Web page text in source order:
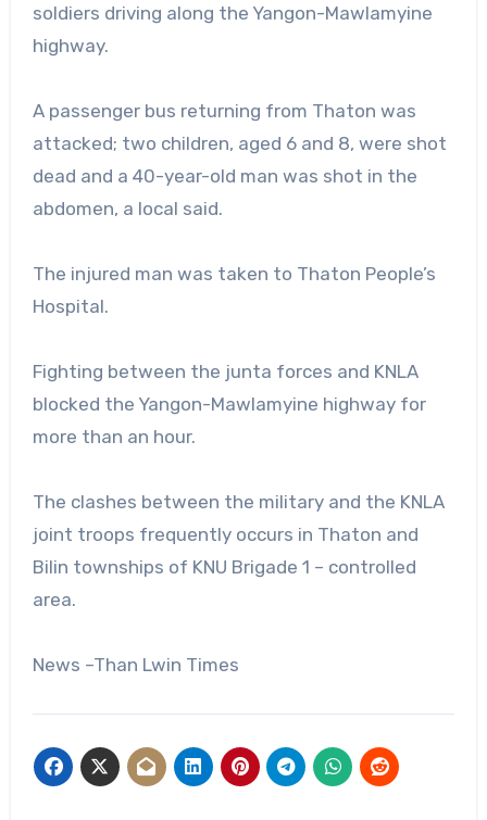
soldiers driving along the Yangon-Mawlamyine
highway.
A passenger bus returning from Thaton was
attacked; two children, aged 6 and 8, were shot
dead and a 40-year-old man was shot in the
abdomen, a local said.
The injured man was taken to Thaton People’s
Hospital.
Fighting between the junta forces and KNLA
blocked the Yangon-Mawlamyine highway for
more than an hour.
The clashes between the military and the KNLA
joint troops frequently occurs in Thaton and
Bilin townships of KNU Brigade 1 – controlled
area.
News –Than Lwin Times